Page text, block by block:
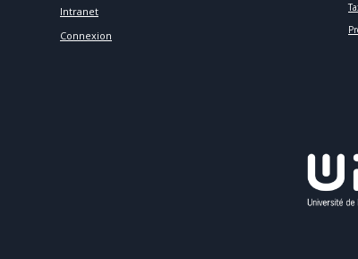
Intranet
Connexion